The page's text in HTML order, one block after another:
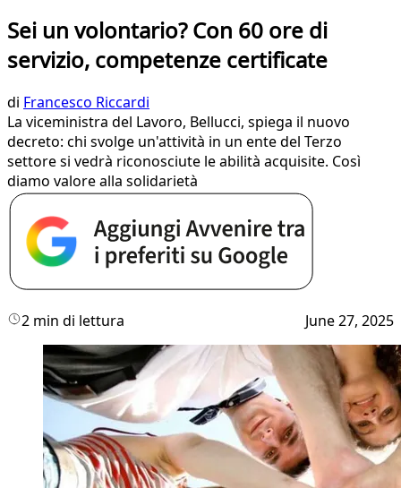
Sei un volontario? Con 60 ore di
servizio, competenze certificate
di Francesco Riccardi
La viceministra del Lavoro, Bellucci, spiega il nuovo
decreto: chi svolge un'attività in un ente del Terzo
settore si vedrà riconosciute le abilità acquisite. Così
diamo valore alla solidarietà
2 min di lettura June 27, 2025